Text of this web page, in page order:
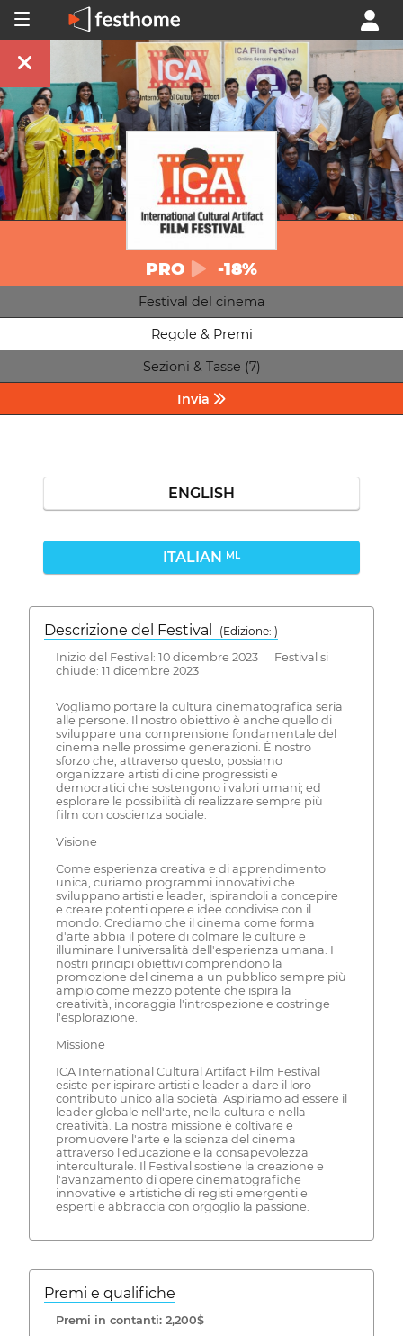
PRO -18%
Festival del cinema
Regole & Premi
Sezioni & Tasse (7)
Invia
ENGLISH
ITALIAN ML
Descrizione del Festival
( Edizione: )
Inizio del Festival: 10 dicembre 2023 Festival si
chiude: 11 dicembre 2023
Vogliamo portare la cultura cinematografica seria
alle persone. Il nostro obiettivo è anche quello di
sviluppare una comprensione fondamentale del
cinema nelle prossime generazioni. È nostro
sforzo che, attraverso questo, possiamo
organizzare artisti di cine progressisti e
democratici che sostengono i valori umani; ed
esplorare le possibilità di realizzare sempre più
film con coscienza sociale.
Visione
Come esperienza creativa e di apprendimento
unica, curiamo programmi innovativi che
sviluppano artisti e leader, ispirandoli a concepire
e creare potenti opere e idee condivise con il
mondo. Crediamo che il cinema come forma
d'arte abbia il potere di colmare le culture e
illuminare l'universalità dell'esperienza umana. I
nostri principi obiettivi comprendono la
promozione del cinema a un pubblico sempre più
ampio come mezzo potente che ispira la
creatività, incoraggia l'introspezione e costringe
l'esplorazione.
Missione
ICA International Cultural Artifact Film Festival
esiste per ispirare artisti e leader a dare il loro
contributo unico alla società. Aspiriamo ad essere il
leader globale nell'arte, nella cultura e nella
creatività. La nostra missione è coltivare e
promuovere l'arte e la scienza del cinema
attraverso l'educazione e la consapevolezza
interculturale. Il Festival sostiene la creazione e
l'avanzamento di opere cinematografiche
innovative e artistiche di registi emergenti e
esperti e abbraccia con orgoglio la passione.
Premi e qualifiche
Premi in contanti: 2,200$